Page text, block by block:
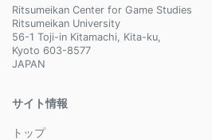
Ritsumeikan Center for Game Studies
Ritsumeikan University
56-1 Toji-in Kitamachi, Kita-ku,
Kyoto 603-8577
JAPAN
サイト情報
トップ